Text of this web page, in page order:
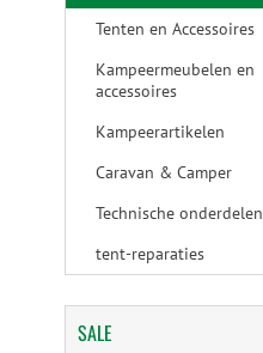
Tenten en Accessoires
Kampeermeubelen en
accessoires
Kampeerartikelen
Caravan & Camper
Technische onderdelen
tent-reparaties
SALE